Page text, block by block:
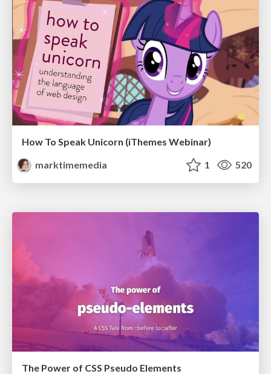
How To Speak Unicorn (iThemes Webinar)
marktimemedia
1 520
The Power of CSS Pseudo Elements